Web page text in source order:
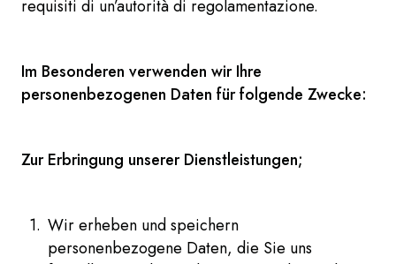
requisiti di un’autorità di regolamentazione.
Im Besonderen verwenden wir Ihre
personenbezogenen Daten für folgende Zwecke:
Zur Erbringung unserer Dienstleistungen;
Wir erheben und speichern
personenbezogene Daten, die Sie uns